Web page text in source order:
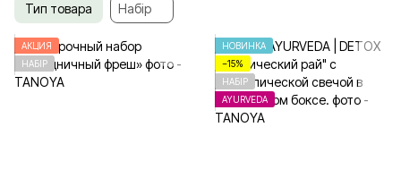
Тип товара Набір
АКЦИЯ
НАБІР
НОВИНКА
−15%
НАБІР
AYURVEDA